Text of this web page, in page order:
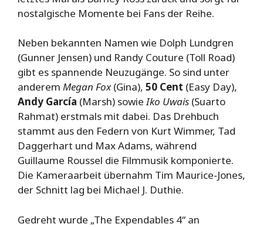
nostalgische Momente bei Fans der Reihe.
Neben bekannten Namen wie Dolph Lundgren
(Gunner Jensen) und Randy Couture (Toll Road)
gibt es spannende Neuzugänge. So sind unter
anderem Megan Fox(Gina), 50 Cent (Easy Day),
Andy García (Marsh) sowieIko Uwais (Suarto
Rahmat) erstmals mit dabei. Das Drehbuch
stammt aus den Federn von Kurt Wimmer, Tad
Daggerhart und Max Adams, während
Guillaume Roussel die Filmmusik komponierte.
Die Kameraarbeit übernahm Tim Maurice-Jones,
der Schnitt lag bei Michael J. Duthie.
Gedreht wurde „The Expendables 4“ an